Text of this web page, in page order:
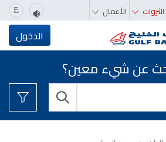
الأعمال E
الدخول
عن شيء معين؟